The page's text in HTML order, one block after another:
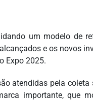
um modelo de
e os novos
Expo 2025.
atendidas pela
importante, que